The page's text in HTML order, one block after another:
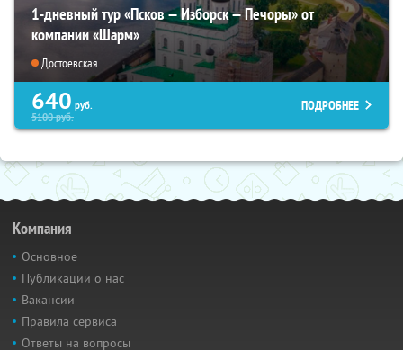
1-дневный тур «Псков — Изборск — Печоры» от
компании «Шарм»
Достоевская
640 руб.
5100руб.
ПОДРОБНЕЕ
Компания
Основное
Публикации о нас
Вакансии
Правила сервиса
Ответы на вопросы